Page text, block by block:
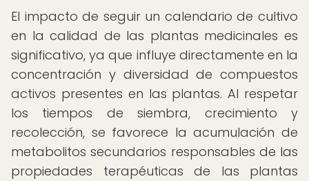
El impacto de seguir un calendario de cultivo
en la calidad de las plantas medicinales es
significativo, ya que influye directamente en la
concentración y diversidad de compuestos
activos presentes en las plantas. Al respetar
los tiempos de siembra, crecimiento y
recolección, se favorece la acumulación de
metabolitos secundarios responsables de las
propiedades terapéuticas de las plantas